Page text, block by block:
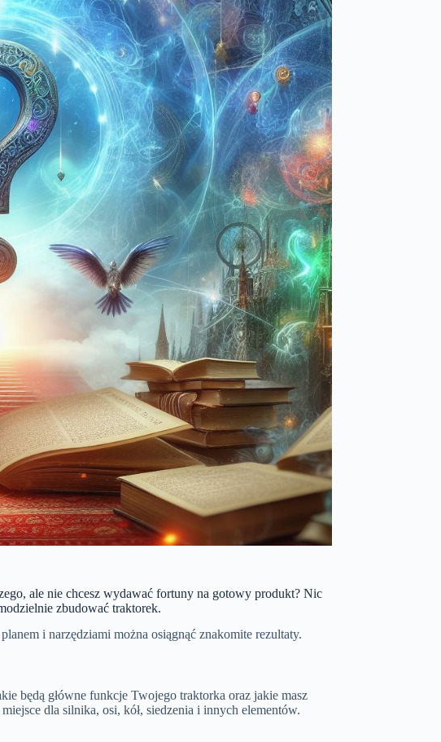
ale nie chcesz wydawać fortuny na gotowy produkt? Nic
zbudować traktorek.
i narzędziami można osiągnąć znakomite rezultaty.
będą główne funkcje Twojego traktorka oraz jakie masz
dla silnika, osi, kół, siedzenia i innych elementów.